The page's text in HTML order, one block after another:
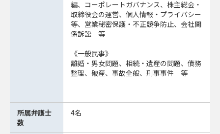
編、コーポレートガバナンス、株主総会・
取締役会の運営、個人情報・プライバシー
等、営業秘密保護・不正競争防止、会社関
係訴訟 等
《一般民事》
離婚・男女問題、相続・遺産の問題、債務
整理、破産、事故全般、刑事事件 等
所属弁護士
数
4名